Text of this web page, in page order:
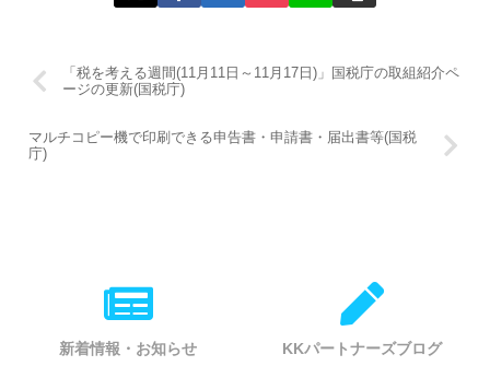
「税を考える週間(11月11日～11月17日)」国税庁の取組紹介ペ
ージの更新(国税庁)
マルチコピー機で印刷できる申告書・申請書・届出書等(国税
庁)
新着情報・お知らせ KKパートナーズブログ